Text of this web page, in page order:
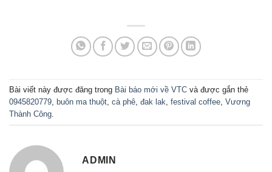
Bài viết này được đăng trong Bài báo mới về VTC và được gắn thẻ
0945820779 buôn ma thuột cà phê đak lak festival coffee Vương
Thành Công
ADMIN